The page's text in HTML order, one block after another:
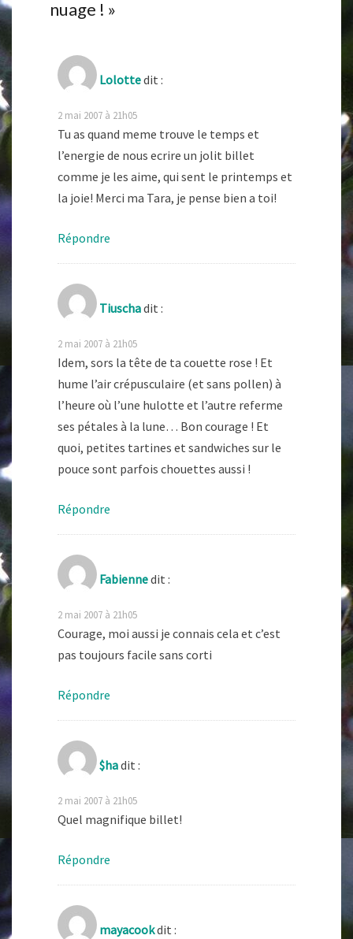
nuage ! »
Lolottedit :
2 mai 2007 à 21h05
Tu as quand meme trouve le temps et
l’energie de nous ecrire un jolit billet
comme je les aime, qui sent le printemps et
la joie! Merci ma Tara, je pense bien a toi!
Répondre
Tiuschadit :
2 mai 2007 à 21h05
Idem, sors la tête de ta couette rose ! Et
hume l’air crépusculaire (et sans pollen) à
l’heure où l’une hulotte et l’autre referme
ses pétales à la lune… Bon courage ! Et
quoi, petites tartines et sandwiches sur le
pouce sont parfois chouettes aussi !
Répondre
Fabiennedit :
2 mai 2007 à 21h05
Courage, moi aussi je connais cela et c’est
pas toujours facile sans corti
Répondre
$hadit :
2 mai 2007 à 21h05
Quel magnifique billet!
Répondre
mayacookdit :